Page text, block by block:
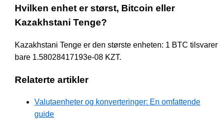
Hvilken enhet er størst, Bitcoin eller
Kazakhstani Tenge?
Kazakhstani Tenge er den største enheten: 1 BTC tilsvarer
bare 1.58028417193e-08 KZT.
Relaterte artikler
Valutaenheter og konverteringer: En omfattende
guide